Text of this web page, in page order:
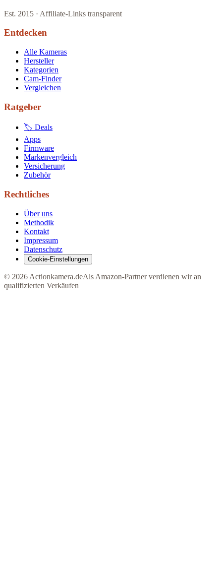
Est. 2015 · Affiliate-Links transparent
Entdecken
Alle Kameras
Hersteller
Kategorien
Cam-Finder
Vergleichen
Ratgeber
🏷 Deals
Apps
Firmware
Markenvergleich
Versicherung
Zubehör
Rechtliches
Über uns
Methodik
Kontakt
Impressum
Datenschutz
Cookie-Einstellungen
© 2026 Actionkamera.deAls Amazon-Partner verdienen wir an
qualifizierten Verkäufen